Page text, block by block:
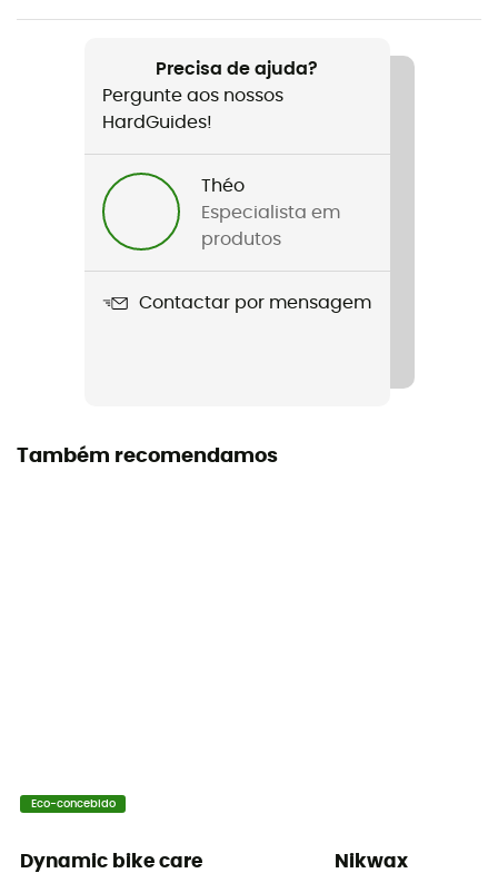
Volume
Precisa de ajuda?
Pergunte aos nossos
HardGuides!
Théo
Especialista em
produtos
Contactar por mensagem
Também recomendamos
Eco-concebido
Dynamic bike care Nikwax